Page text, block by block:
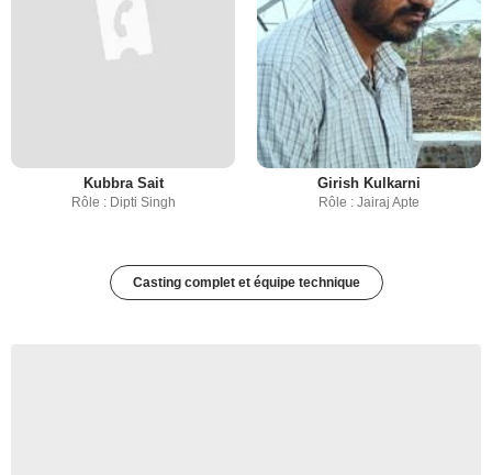
Kubbra Sait
Rôle : Dipti Singh
Girish Kulkarni
Rôle : Jairaj Apte
Casting complet et équipe technique